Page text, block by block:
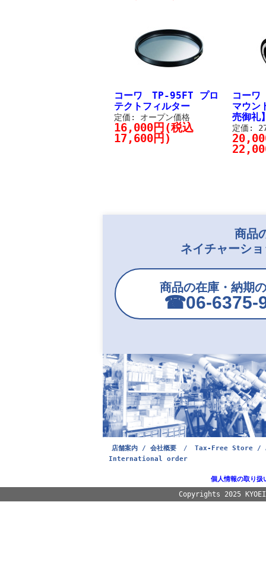
コーワ TP-95FT プロ
テクトフィルター
定価: オープン価格
16,000円(税込
17,600円)
コー
マウン
売御礼
定価:
商品
ネイチャーシ
商品の在庫・納期
☎︎06-6375-
店舗案内 / 会社概要 /
Tax-Free Store /
International order
個人情報の取り扱
Copyrights 2025